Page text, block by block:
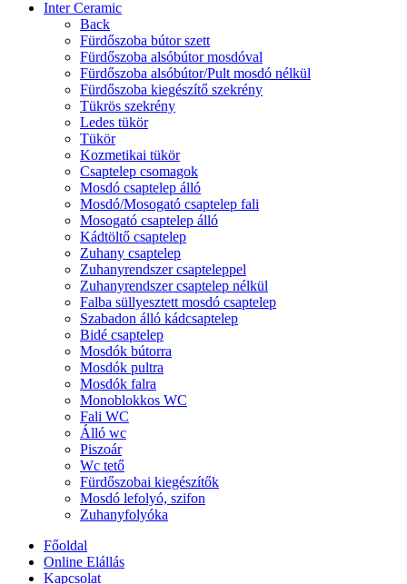
Inter Ceramic
Back
Fürdőszoba bútor szett
Fürdőszoba alsóbútor mosdóval
Fürdőszoba alsóbútor/Pult mosdó nélkül
Fürdőszoba kiegészítő szekrény
Tükrös szekrény
Ledes tükör
Tükör
Kozmetikai tükör
Csaptelep csomagok
Mosdó csaptelep álló
Mosdó/Mosogató csaptelep fali
Mosogató csaptelep álló
Kádtöltő csaptelep
Zuhany csaptelep
Zuhanyrendszer csapteleppel
Zuhanyrendszer csaptelep nélkül
Falba süllyesztett mosdó csaptelep
Szabadon álló kádcsaptelep
Bidé csaptelep
Mosdók bútorra
Mosdók pultra
Mosdók falra
Monoblokkos WC
Fali WC
Álló wc
Piszoár
Wc tető
Fürdőszobai kiegészítők
Mosdó lefolyó, szifon
Zuhanyfolyóka
Főoldal
Online Elállás
Kapcsolat